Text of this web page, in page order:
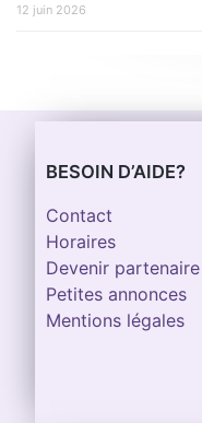
12 juin 2026
BESOIN D’AIDE?
Contact
Horaires
Devenir partenaire
Petites annonces
Mentions légales